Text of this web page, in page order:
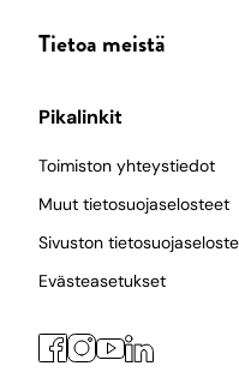
Tietoa meistä
Pikalinkit
Toimiston yhteystiedot
Muut tietosuojaselosteet
Sivuston tietosuojaseloste
Evästeasetukset
Facebook
Instagram
YouTube
LinkedIn